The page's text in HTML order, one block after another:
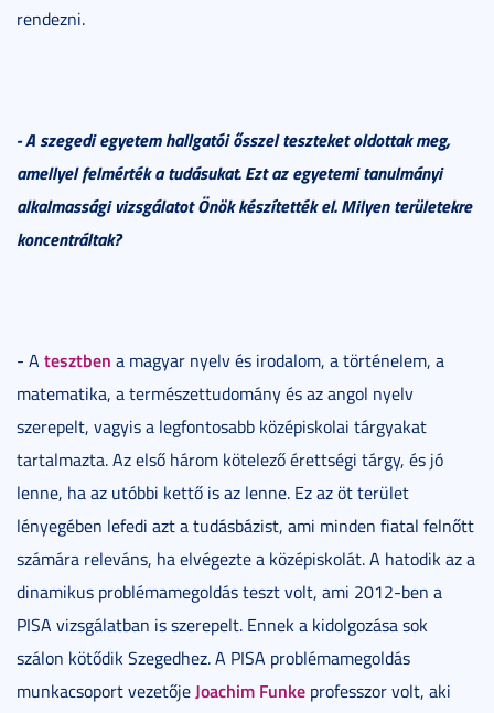
rendezni.
- A szegedi egyetem hallgatói ősszel teszteket oldottak meg,
amellyel felmérték a tudásukat. Ezt az egyetemi tanulmányi
alkalmassági vizsgálatot Önök készítették el. Milyen területekre
koncentráltak?
- A tesztben a magyar nyelv és irodalom, a történelem, a
matematika, a természettudomány és az angol nyelv
szerepelt, vagyis a legfontosabb középiskolai tárgyakat
tartalmazta. Az első három kötelező érettségi tárgy, és jó
lenne, ha az utóbbi kettő is az lenne. Ez az öt terület
lényegében lefedi azt a tudásbázist, ami minden fiatal felnőtt
számára releváns, ha elvégezte a középiskolát. A hatodik az a
dinamikus problémamegoldás teszt volt, ami 2012-ben a
PISA vizsgálatban is szerepelt. Ennek a kidolgozása sok
szálon kötődik Szegedhez. A PISA problémamegoldás
munkacsoport vezetője Joachim Funke professzor volt, aki